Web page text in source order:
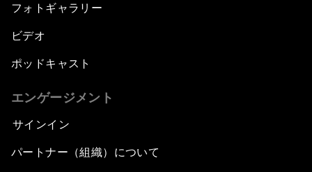
フォトギャラリー
ビデオ
ポッドキャスト
エンゲージメント
サインイン
パートナー（組織）について